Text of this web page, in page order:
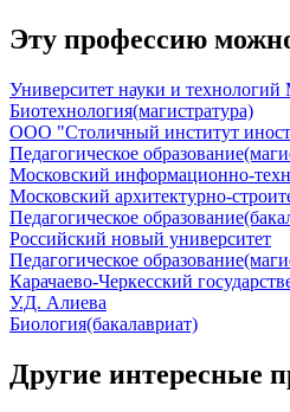
Эту профессию
Университет науки и
Биотехнология(магистратура)
ООО "Столичный институт
Педагогическое образование
Московский информационно-
Московский архитектурно-
Педагогическое образование
Российский новый университет
Педагогическое образование
Карачаево-Черкесский
У.Д. Алиева
Биология(бакалавриат)
Другие интересные